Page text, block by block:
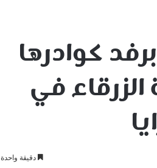
ترغب شركة طيبة – Teeba برفد كوادرها
في
دقيقة واحدة